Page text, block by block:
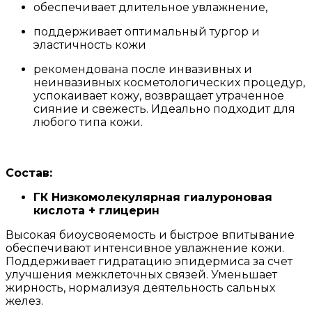
обеспечивает длительное увлажнение,
поддерживает оптимальный тургор и
эластичность кожи
рекомендована после инвазивных и
неинвазивных косметологических процедур,
успокаивает кожу, возвращает утраченное
сияние и свежесть. Идеально подходит для
любого типа кожи.
Состав:
ГК Низкомолекулярная гиалуроновая
кислота + глицерин
Высокая биоусвояемость и быстрое впитывание
обеспечивают интенсивное увлажнение кожи.
Поддерживает гидратацию эпидермиса за счет
улучшения межклеточных связей. Уменьшает
жирность, нормализуя деятельность сальных
желез.